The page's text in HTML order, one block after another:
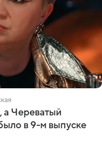
а Череватый
в 9-м выпуске